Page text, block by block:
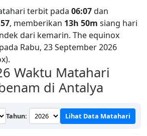
terbit pada 06:07dan
, memberikan 13h 50m siang hari
dari kemarin. The equinox
Rabu, 23 September 2026
Waktu Matahari
di Antalya
Tahun: Lihat Data Matahari